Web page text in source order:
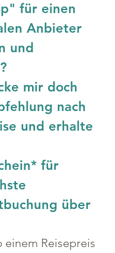
für einen
Anbieter
und
mir doch
nach
und erhalte
für
über
einem Reisepreis